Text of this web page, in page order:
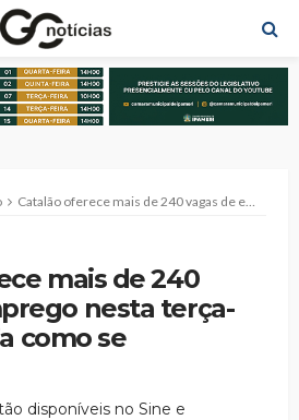
Catalão oferece mais de 240 vagas de emprego nesta terça-feira (28); veja como se candidatar
mais de 240
nesta terça-
como se
disponíveis no Sine e